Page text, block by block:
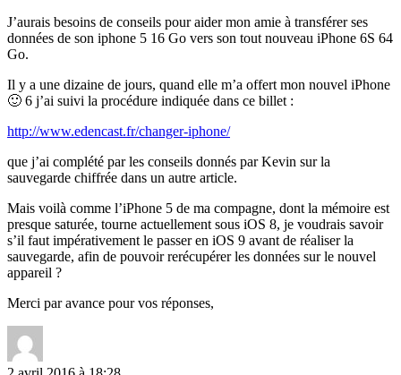
J’aurais besoins de conseils pour aider mon amie à transférer ses
données de son iphone 5 16 Go vers son tout nouveau iPhone 6S 64
Go.
Il y a une dizaine de jours, quand elle m’a offert mon nouvel iPhone
🙂 6 j’ai suivi la procédure indiquée dans ce billet :
http://www.edencast.fr/changer-iphone/
que j’ai complété par les conseils donnés par Kevin sur la
sauvegarde chiffrée dans un autre article.
Mais voilà comme l’iPhone 5 de ma compagne, dont la mémoire est
presque saturée, tourne actuellement sous iOS 8, je voudrais savoir
s’il faut impérativement le passer en iOS 9 avant de réaliser la
sauvegarde, afin de pouvoir rerécupérer les données sur le nouvel
appareil ?
Merci par avance pour vos réponses,